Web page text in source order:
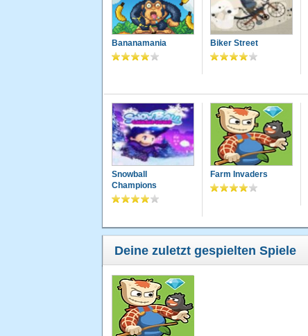
Bananamania Biker Street
Snowball
Champions
Farm Invaders
Deine zuletzt gespielten Spiele